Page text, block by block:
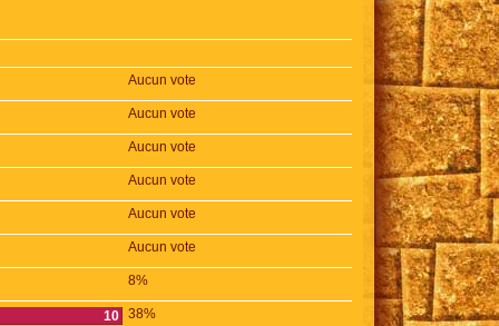
Aucun vote
Aucun vote
Aucun vote
Aucun vote
Aucun vote
Aucun vote
8%
10 38%